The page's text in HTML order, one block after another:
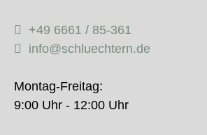
+49 6661 / 85-361
info@schluechtern.de
Montag-Freitag:
9:00 Uhr - 12:00 Uhr